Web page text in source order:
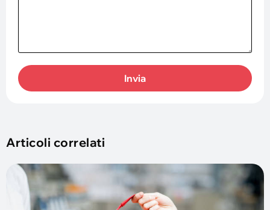
Invia
Articoli correlati